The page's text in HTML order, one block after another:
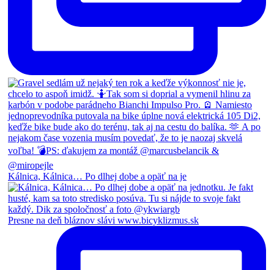
Kálnica, Kálnica… Po dlhej dobe a opäť na je
Presne na deň bláznov slávi www.bicyklizmus.sk